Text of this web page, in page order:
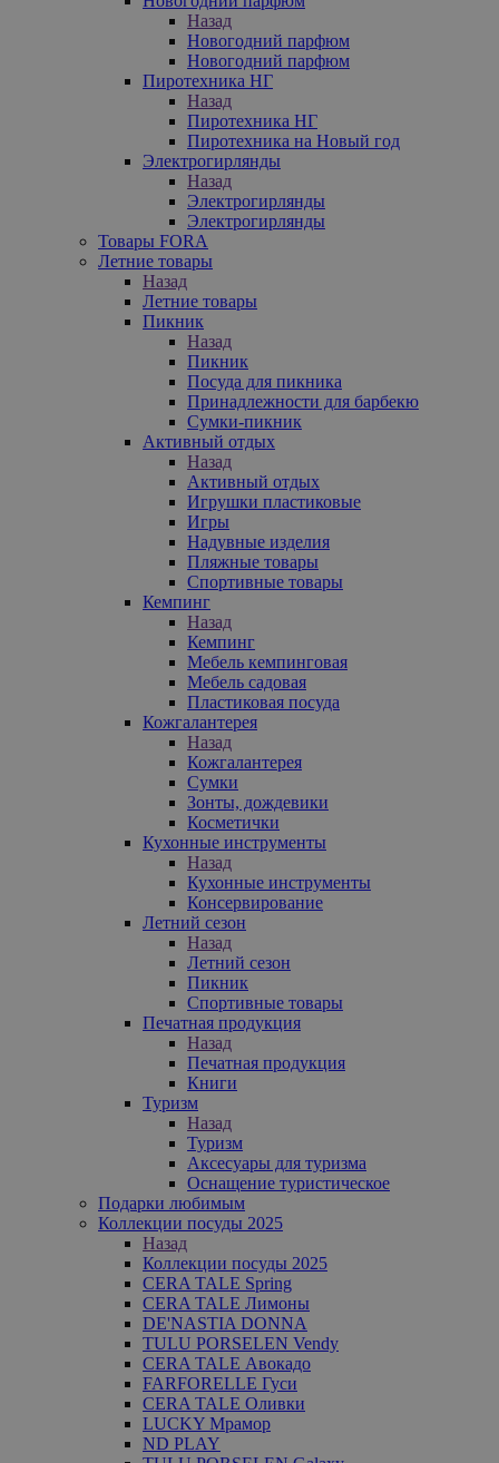
Назад
Новогодний парфюм
Новогодний парфюм
Пиротехника НГ
Назад
Пиротехника НГ
Пиротехника на Новый год
Электрогирлянды
Назад
Электрогирлянды
Электрогирлянды
Товары FORA
Летние товары
Назад
Летние товары
Пикник
Назад
Пикник
Посуда для пикника
Принадлежности для барбекю
Сумки-пикник
Активный отдых
Назад
Активный отдых
Игрушки пластиковые
Игры
Надувные изделия
Пляжные товары
Спортивные товары
Кемпинг
Назад
Кемпинг
Мебель кемпинговая
Мебель садовая
Пластиковая посуда
Кожгалантерея
Назад
Кожгалантерея
Сумки
Зонты, дождевики
Косметички
Кухонные инструменты
Назад
Кухонные инструменты
Консервирование
Летний сезон
Назад
Летний сезон
Пикник
Спортивные товары
Печатная продукция
Назад
Печатная продукция
Книги
Туризм
Назад
Туризм
Аксесуары для туризма
Оснащение туристическое
Подарки любимым
Коллекции посуды 2025
Назад
Коллекции посуды 2025
CERA TALE Spring
CERA TALE Лимоны
DE'NASTIA DONNA
TULU PORSELEN Vendy
CERA TALE Авокадо
FARFORELLE Гуси
CERA TALE Оливки
LUCKY Мрамор
ND PLAY